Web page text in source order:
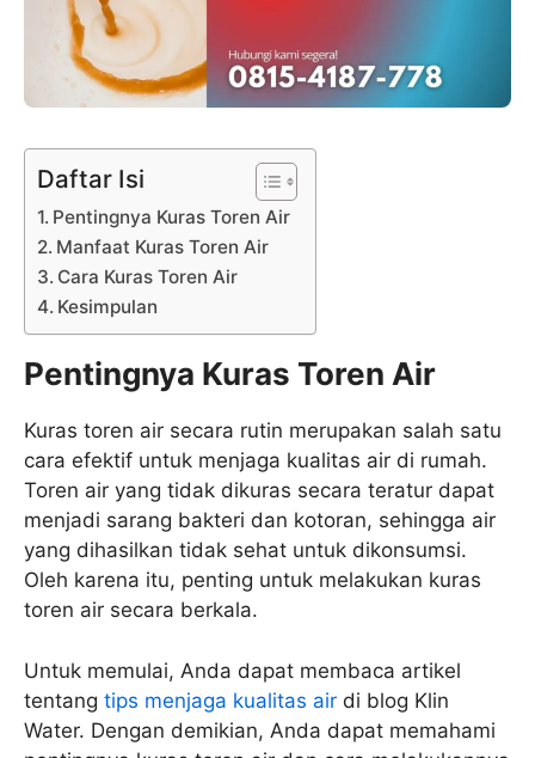
Daftar Isi
Pentingnya Kuras Toren Air
Manfaat Kuras Toren Air
Cara Kuras Toren Air
Kesimpulan
Pentingnya Kuras Toren Air
Kuras toren air secara rutin merupakan salah satu
cara efektif untuk menjaga kualitas air di rumah.
Toren air yang tidak dikuras secara teratur dapat
menjadi sarang bakteri dan kotoran, sehingga air
yang dihasilkan tidak sehat untuk dikonsumsi.
Oleh karena itu, penting untuk melakukan kuras
toren air secara berkala.
Untuk memulai, Anda dapat membaca artikel
tentang tips menjaga kualitas air di blog Klin
Water. Dengan demikian, Anda dapat memahami